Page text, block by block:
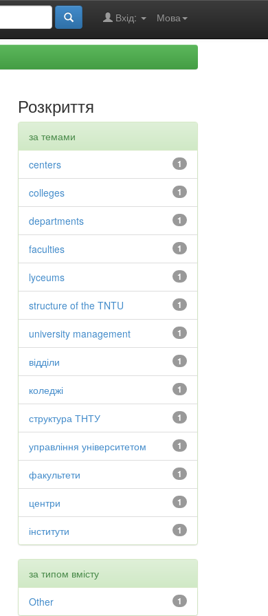
Мова
Вхід:
Розкриття
за темами
1
centers
1
colleges
1
departments
1
faculties
1
lyceums
1
structure of the TNTU
1
university management
1
відділи
1
коледжі
1
структура ТНТУ
1
управління університетом
1
факультети
1
центри
1
інститути
за типом вмісту
1
Other